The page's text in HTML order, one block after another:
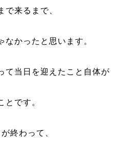
で来るまで、
なかったと思います。
て当日を迎えたこと自体が
とです。
終わって、